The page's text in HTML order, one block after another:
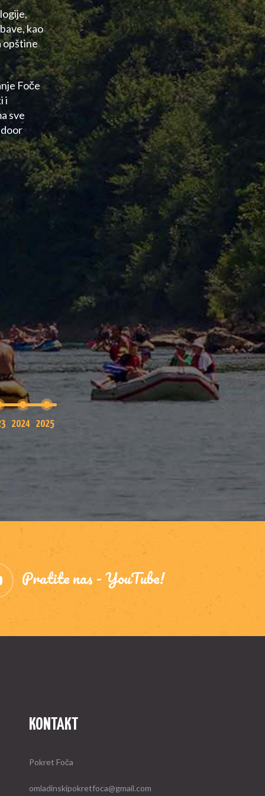
kao
opštine
Foče
i
sve
avantura održana je 29. jula
Učestvovalo je 25
čamaca.
Treća Drinska avantura održana je
2019. godine. Učestvovalo je
registrovanih čamaca.
2024 2025
Pratite nas - YouTube!
KONTAKT
Pokret Foča
omladinskipokretfoca@gmail.com